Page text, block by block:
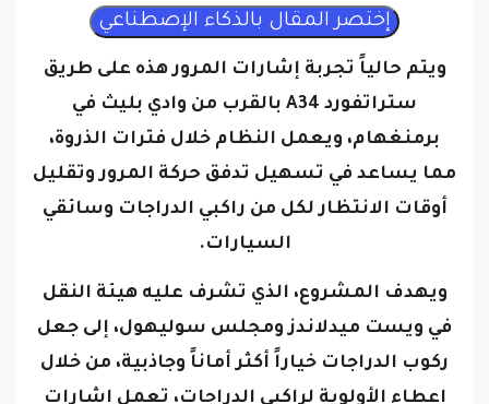
ويتم حالياً تجربة إشارات المرور هذه على طريق
ستراتفورد A34 بالقرب من وادي بليث في
برمنغهام، ويعمل النظام خلال فترات الذروة،
مما يساعد في تسهيل تدفق حركة المرور وتقليل
أوقات الانتظار لكل من راكبي الدراجات وسائقي
السيارات.
ويهدف المشروع، الذي تشرف عليه هيئة النقل
في ويست ميدلاندز ومجلس سوليهول، إلى جعل
ركوب الدراجات خياراً أكثر أماناً وجاذبية، من خلال
إعطاء الأولوية لراكبي الدراجات، تعمل إشارات